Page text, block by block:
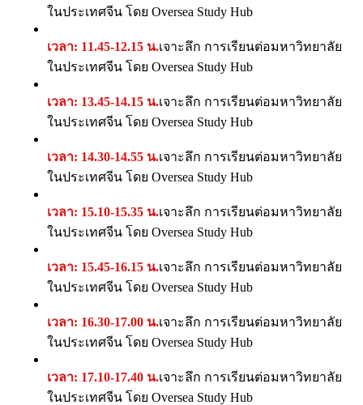
ในประเทศจีน โดย Oversea Study Hub
เวลา: 11.45-12.15 น.เจาะลึก การเรียนต่อมหาวิทยาลัย
ในประเทศจีน โดย Oversea Study Hub
เวลา: 13.45-14.15 น.เจาะลึก การเรียนต่อมหาวิทยาลัย
ในประเทศจีน โดย Oversea Study Hub
เวลา: 14.30-14.55 น.เจาะลึก การเรียนต่อมหาวิทยาลัย
ในประเทศจีน โดย Oversea Study Hub
เวลา: 15.10-15.35 น.เจาะลึก การเรียนต่อมหาวิทยาลัย
ในประเทศจีน โดย Oversea Study Hub
เวลา: 15.45-16.15 น.เจาะลึก การเรียนต่อมหาวิทยาลัย
ในประเทศจีน โดย Oversea Study Hub
เวลา: 16.30-17.00 น.เจาะลึก การเรียนต่อมหาวิทยาลัย
ในประเทศจีน โดย Oversea Study Hub
เวลา: 17.10-17.40 น.เจาะลึก การเรียนต่อมหาวิทยาลัย
ในประเทศจีน โดย Oversea Study Hub